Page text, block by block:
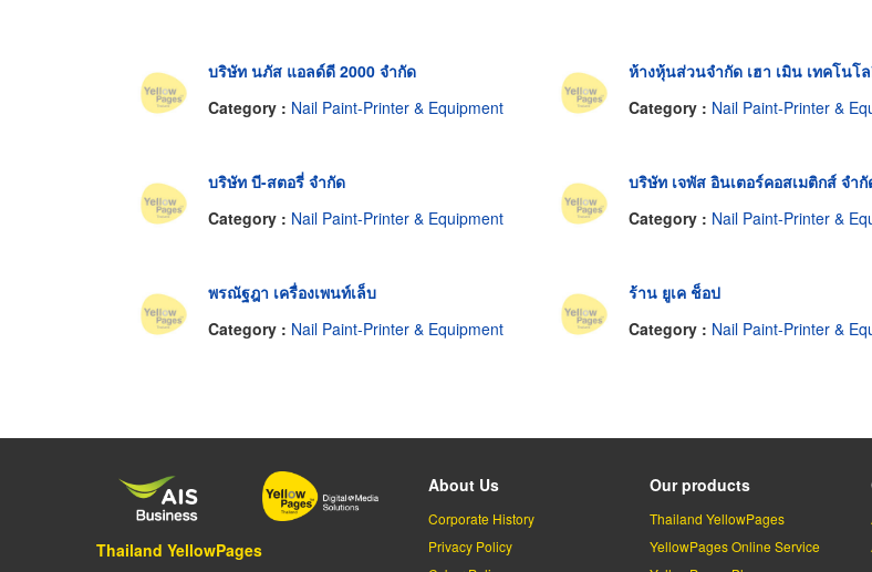
บริษัท นภัส แอลด์ดี 2000 จำกัด
Category : Nail Paint-Printer & Equipment
ห้างหุ้นส่วนจำกัด เฮา เมิน เทคโนโ
Category : Nail Paint-Printer &
บริษัท บี-สตอรี่ จำกัด
Category : Nail Paint-Printer & Equipment
บริษัท เจพัส อินเตอร์คอสเมติกส์ จำกั
Category : Nail Paint-Printer &
พรณัฐฎา เครื่องเพนท์เล็บ
Category : Nail Paint-Printer & Equipment
ร้าน ยูเค ช็อป
Category : Nail Paint-Printer &
Thailand YellowPages
About Us
Corporate History
Privacy Policy
Our products
Thailand YellowPages
YellowPages Online Service